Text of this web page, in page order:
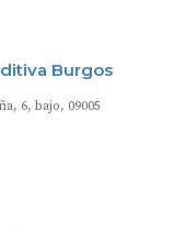
Burgos
6, bajo, 09005